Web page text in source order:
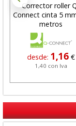
Corrector roller
Connect cinta 5
metros
desde: 1,16 €
1,40 con Iva